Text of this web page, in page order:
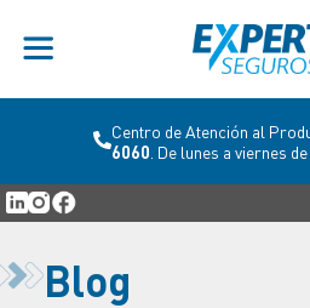
Centro de Atención al
6060 . De lunes a viernes de
Blog